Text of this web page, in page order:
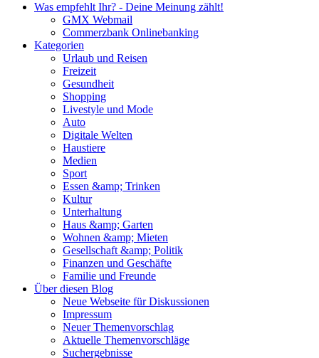
Was empfehlt Ihr? - Deine Meinung zählt!
GMX Webmail
Commerzbank Onlinebanking
Kategorien
Urlaub und Reisen
Freizeit
Gesundheit
Shopping
Livestyle und Mode
Auto
Digitale Welten
Haustiere
Medien
Sport
Essen &amp; Trinken
Kultur
Unterhaltung
Haus &amp; Garten
Wohnen &amp; Mieten
Gesellschaft &amp; Politik
Finanzen und Geschäfte
Familie und Freunde
Über diesen Blog
Neue Webseite für Diskussionen
Impressum
Neuer Themenvorschlag
Aktuelle Themenvorschläge
Suchergebnisse